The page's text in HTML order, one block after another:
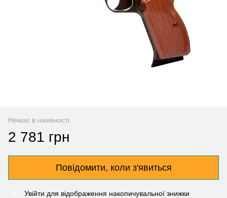
Немає в наявності
2 781 грн
Повідомити, коли з'явиться
Увійти для відображення накопичувальної знижки